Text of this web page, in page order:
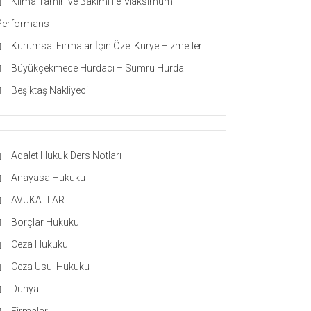
Kurumsal Firmalar İçin Özel Kurye Hizmetleri
Büyükçekmece Hurdacı – Sumru Hurda
Beşiktaş Nakliyeci
Adalet Hukuk Ders Notları
Anayasa Hukuku
AVUKATLAR
Borçlar Hukuku
Ceza Hukuku
Ceza Usul Hukuku
Dünya